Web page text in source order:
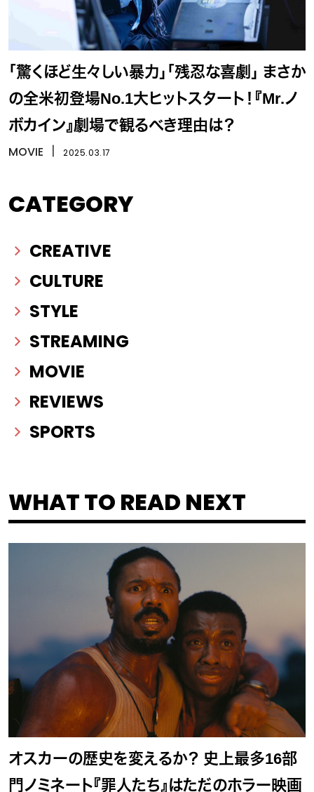
「驚くほど生々しい暴力」「残忍な喜劇」 まさか
の全米初登場No.1大ヒットスタート！『Mr.ノ
ボカイン』劇場で観るべき理由は？
MOVIE 2025.03.17
CATEGORY
CREATIVE
CULTURE
STYLE
STREAMING
MOVIE
REVIEWS
SPORTS
WHAT TO READ NEXT
オスカーの歴史を変えるか？ 史上最多16部
門ノミネート『罪人たち』はただのホラー映画